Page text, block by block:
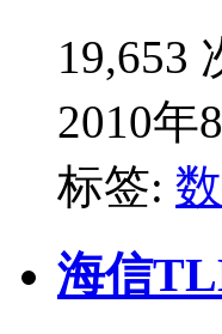
19,653
2010年
标签:
海信